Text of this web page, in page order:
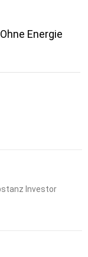
Energie
Investor